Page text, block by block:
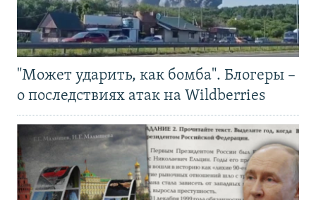
"Может ударить, как бомба". Блогеры –
о последствиях атак на Wildberries